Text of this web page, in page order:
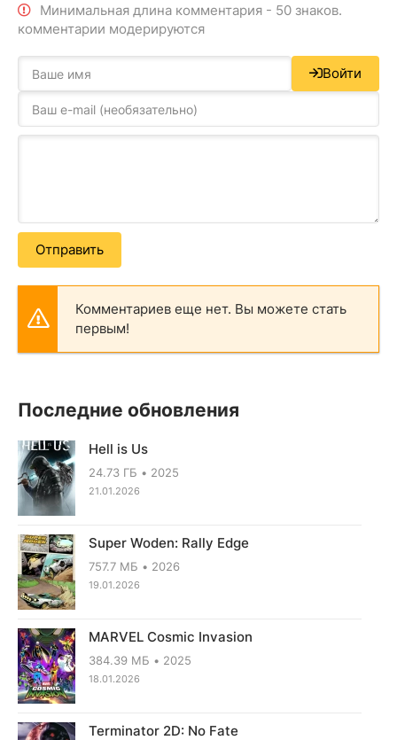
Минимальная длина комментария - 50 знаков.
комментарии модерируются
Войти
Отправить
Комментариев еще нет. Вы можете стать
первым!
Последние обновления
Hell is Us
24.73 ГБ 2025
21.01.2026
Super Woden: Rally Edge
757.7 МБ 2026
19.01.2026
MARVEL Cosmic Invasion
384.39 МБ 2025
18.01.2026
Terminator 2D: No Fate